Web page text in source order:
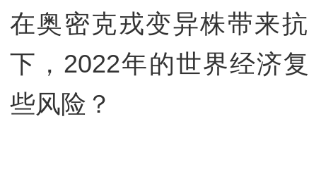
在奥密克戎变异株带来
下，2022年的世界经济
些风险？